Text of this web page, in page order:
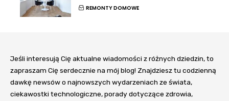
REMONTY DOMOWE
Jeśli interesują Cię aktualne wiadomości z różnych dziedzin, to
zapraszam Cię serdecznie na mój blog! Znajdziesz tu codzienną
dawkę newsów o najnowszych wydarzeniach ze świata,
ciekawostki technologiczne, porady dotyczące zdrowia,